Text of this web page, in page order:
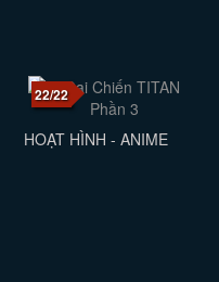
22/22
HOẠT HÌNH - ANIME